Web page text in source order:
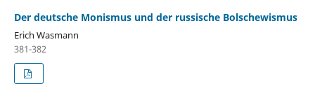
Der deutsche Monismus und der russische Bolschewismus
Erich Wasmann
381-382